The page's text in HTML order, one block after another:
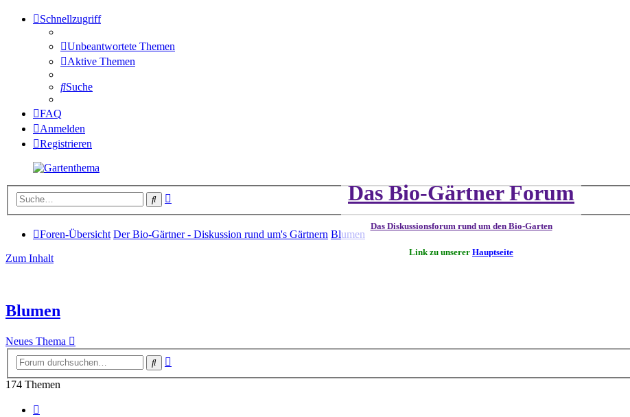
Schnellzugriff
Unbeantwortete Themen
Aktive Themen
Suche
FAQ
Anmelden
Registrieren
Das Bio-Gärtner Forum
Das Diskussionsforum rund um den Bio-Garten
Link zu unserer Hauptseite
Suche
Foren-Übersicht Der Bio-Gärtner - Diskussion rund um's Gärtnern Blumen
Zum Inhalt
Blumen
Neues Thema
Suche
174 Themen